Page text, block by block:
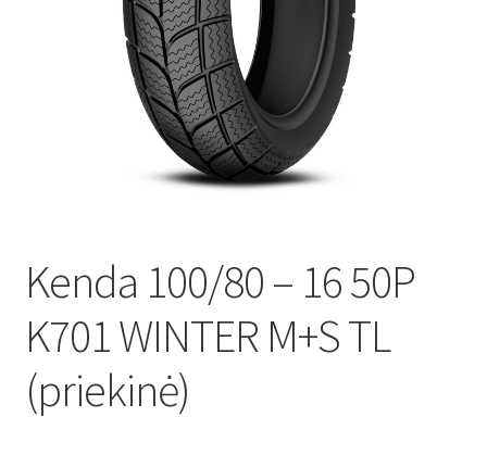
Kenda 100/80 – 16 50P
K701 WINTER M+S TL
(priekinė)